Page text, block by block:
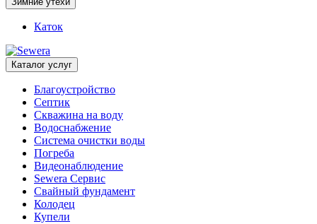
Каток
Каталог услуг
Благоустройство
Септик
Скважина на воду
Водоснабжение
Система очистки воды
Погреба
Видеонаблюдение
Sewera Сервис
Свайный фундамент
Колодец
Купели